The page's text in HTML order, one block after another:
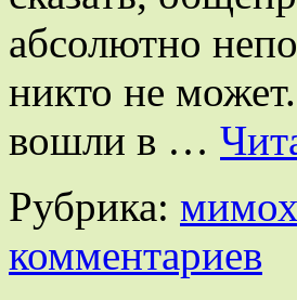
абсолютно
никто не
вошли в …
Рубрика:
комментариев